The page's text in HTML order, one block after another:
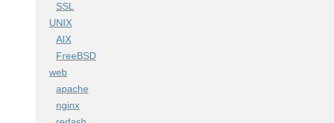
SSL
UNIX
AIX
FreeBSD
web
apache
nginx